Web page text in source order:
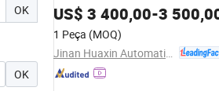
OK
OK
Profissionais
US$ 3 400,00-3
1 Peça (MOQ)